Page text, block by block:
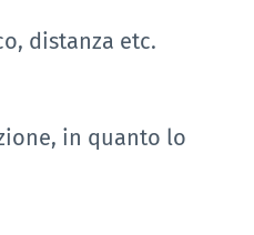
distanza etc.
in quanto lo